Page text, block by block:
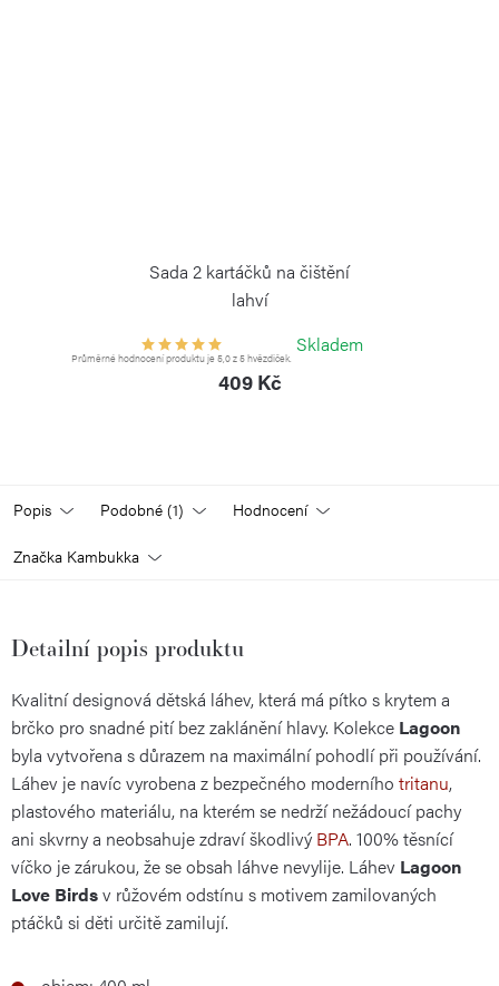
Sada 2 kartáčků na čištění
lahví
Průměrné hodnocení produktu je 5,0 z 5 hvězdiček.
Skladem
409 Kč
Popis Podobné (1) Hodnocení
Značka Kambukka
Detailní popis produktu
Kvalitní designová dětská láhev, která má pítko s krytem a
brčko pro snadné pití bez zaklánění hlavy. Kolekce Lagoon
byla vytvořena s důrazem na maximální pohodlí při používání.
Láhev je navíc vyrobena z bezpečného moderního tritanu,
plastového materiálu, na kterém se nedrží nežádoucí pachy
ani skvrny a neobsahuje zdraví škodlivý BPA. 100% těsnící
víčko je zárukou, že se obsah láhve nevylije. Láhev Lagoon
Love Birdsv růžovém odstínu s motivem zamilovaných
ptáčků si děti určitě zamilují.